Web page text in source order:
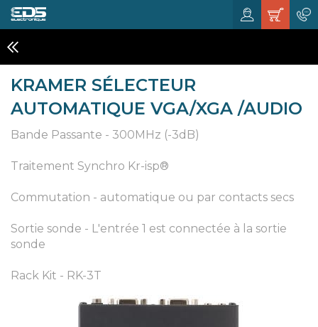
KRAMER SÉLECTEUR
AUTOMATIQUE VGA/XGA /AUDIO
Bande Passante - 300MHz (-3dB)
Traitement Synchro Kr-isp®
Commutation - automatique ou par contacts secs
Sortie sonde - L'entrée 1 est connectée à la sortie
sonde
Rack Kit - RK-3T